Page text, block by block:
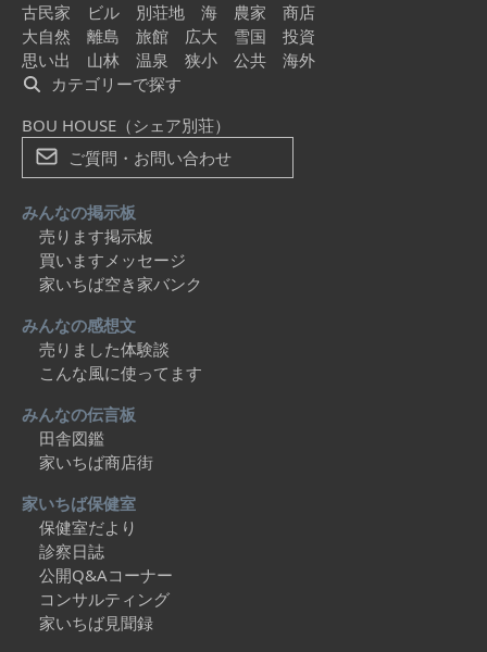
古民家
ビル 別荘地 海 農家
商店
大自然
離島 旅館 広大 雪国
投資
思い出
山林 温泉 狭小 公共
海外
カテゴリーで探す
BOU HOUSE（シェア別荘）
ご質問・お問い合わせ
みんなの掲示板
売ります掲示板
買いますメッセージ
家いちば空き家バンク
みんなの感想文
売りました体験談
こんな風に使ってます
みんなの伝言板
田舎図鑑
家いちば商店街
家いちば保健室
保健室だより
診察日誌
公開Q&Aコーナー
コンサルティング
家いちば見聞録